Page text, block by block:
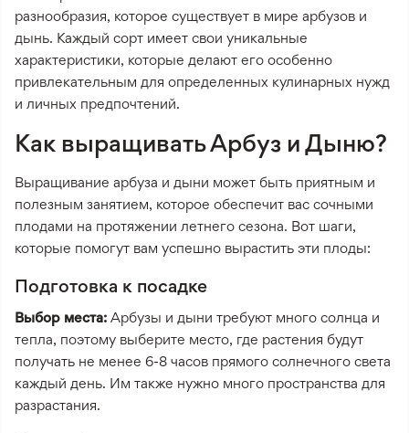
разнообразия, которое существует в мире арбузов и
дынь. Каждый сорт имеет свои уникальные
характеристики, которые делают его особенно
привлекательным для определенных кулинарных нужд
и личных предпочтений.
Как выращивать Арбуз и Дыню?
Выращивание арбуза и дыни может быть приятным и
полезным занятием, которое обеспечит вас сочными
плодами на протяжении летнего сезона. Вот шаги,
которые помогут вам успешно вырастить эти плоды:
Подготовка к посадке
Выбор места: Арбузы и дыни требуют много солнца и
тепла, поэтому выберите место, где растения будут
получать не менее 6-8 часов прямого солнечного света
каждый день. Им также нужно много пространства для
разрастания.